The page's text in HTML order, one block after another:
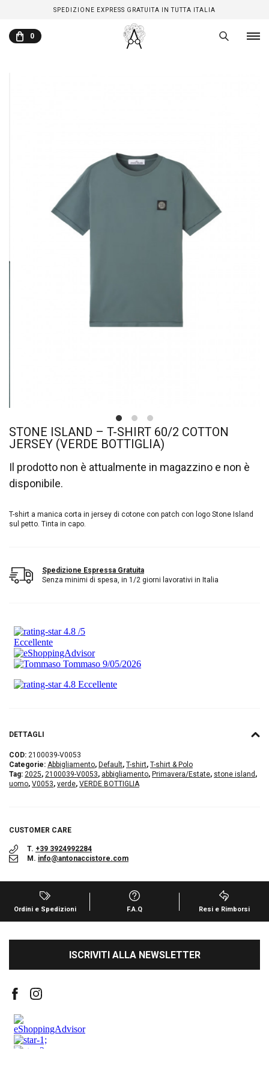
SPEDIZIONE EXPRESS GRATUITA IN TUTTA ITALIA
0
STONE ISLAND – T-SHIRT 60/2 COTTON
JERSEY (VERDE BOTTIGLIA)
Il prodotto non è attualmente in magazzino e non è
disponibile.
T-shirt a manica corta in jersey di cotone con patch con logo Stone Island
sul petto. Tinta in capo.
Spedizione Espressa Gratuita
Senza minimi di spesa, in 1/2 giorni lavorativi in Italia
DETTAGLI
COD: 2100039-V0053
Categorie: Abbigliamento, Default, T-shirt, T-shirt & Polo
Tag: 2025, 2100039-V0053, abbigliamento, Primavera/Estate, stone island ,
uomo, V0053, verde, VERDE BOTTIGLIA
CUSTOMER CARE
T. +39 3924992284
M. info@antonaccistore.com
Ordini e Spedizioni F.A.Q Resi e Rimborsi
ISCRIVITI ALLA NEWSLETTER